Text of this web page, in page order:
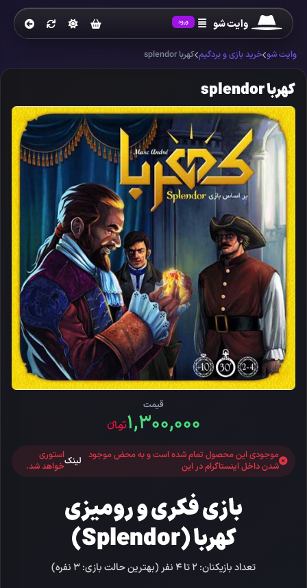
وایت شو ورود
وایت شو خرید بازی و بردگیم کهربا splendor
کهربا splendor
قیمت
۱,۳۰۰,۰۰۰تومانءء
موجودی این محصول تمام شده است و به محض موجود
شدن داخل اینستاگرام در این
لینکاستوری
خواهد شد.
بازی فکری و رومیزی
کهربا (Splendor)
تعداد بازیکنان: 2 تا 4 نفر (بهترین حالت بازی: 3 نفره)